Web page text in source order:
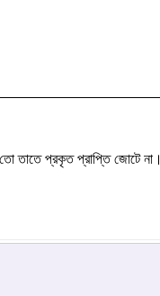
তাতে প্রকৃত প্রাপ্তি জোটে না।